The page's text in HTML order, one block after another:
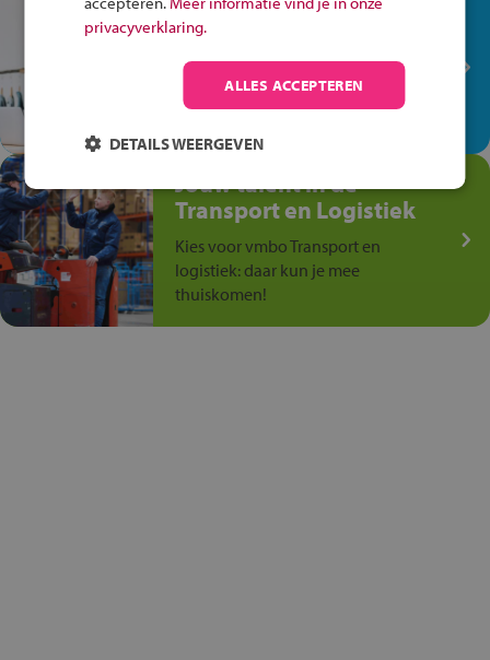
In de winkel ben je op je
plek!
Ontdek via het vmbo jouw talent
op de winkelvloer, waar elke dag
Jouw talent in de
Transport en Logistiek
Kies voor vmbo Transport en
logistiek: daar kun je mee
thuiskomen!
privacyverklaring.
ALLES ACCEPTEREN
DETAILS WEERGEVEN